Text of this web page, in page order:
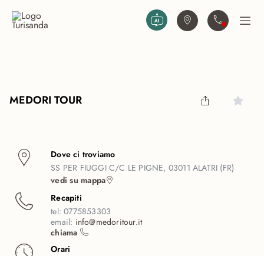
Trova agenziaContattaciApri
MEDORI TOUR
Dove ci troviamo
SS PER FIUGGI C/C LE PIGNE, 03011 ALATRI (FR)
vedi su mappa
Recapiti
tel:0775853303
email: info@medoritour.it
chiama
Orari